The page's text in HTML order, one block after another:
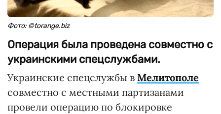
Фото: ©torange.biz
Операция была проведена совместно с
украинскими спецслужбами.
Украинские спецслужбы в Мелитополе
совместно с местными партизанами
провели операцию по блокировке